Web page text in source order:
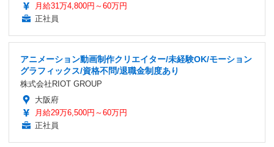
月給31万4,800円～60万円
正社員
アニメーション動画制作クリエイター/未経験OK/モーション
グラフィックス/資格不問/退職金制度あり
株式会社RIOT GROUP
大阪府
月給29万6,500円～60万円
正社員